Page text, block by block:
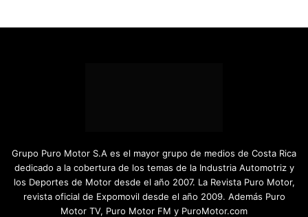
Grupo Puro Motor S.A es el mayor grupo de medios de Costa Rica
dedicado a la cobertura de los temas de la Industria Automotriz y
los Deportes de Motor desde el año 2007. La Revista Puro Motor,
revista oficial de Expomovil desde el año 2009. Además Puro
Motor TV, Puro Motor FM y PuroMotor.com